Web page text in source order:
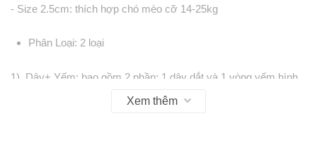
- Size 2.5cm: thích hợp chó mèo cỡ 14-25kg
Phân Loại: 2 loại
1)  Dây+ Yếm: bao gồm 2 phần: 1 dây dắt và 1 vòng yếm hình
yên ngựa ôm sát vòng ngực của thú cưng
Xem thêm